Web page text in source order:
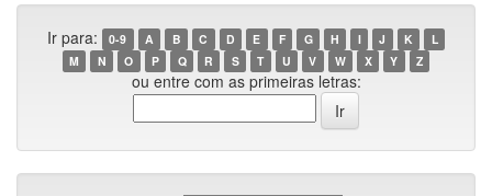
Ir para: 0-9 A B C D E F G H I J K
L
M
N O P Q R S T U V W X Y Z
ou entre com as primeiras letras: